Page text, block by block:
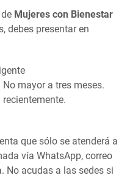
Mujeres con Bienestar
debes presentar en
No mayor a tres meses.
recientemente.
que sólo se atenderá a
vía WhatsApp, correo
No acudas a las sedes si